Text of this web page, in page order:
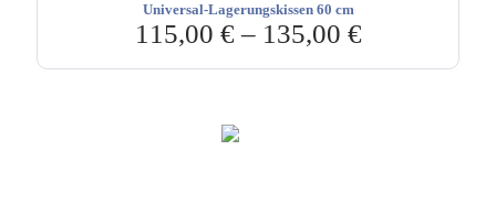
Universal-Lagerungskissen 60 cm
115,00 €– 135,00 €